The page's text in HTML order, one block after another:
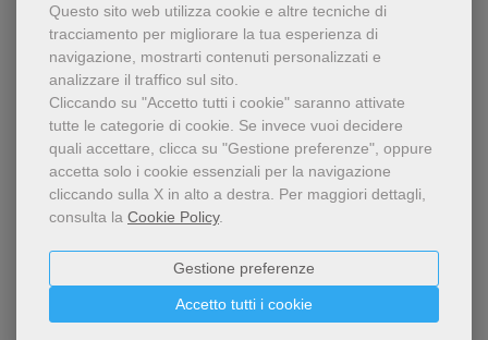
Questo sito web utilizza cookie e altre tecniche di
tracciamento per migliorare la tua esperienza di
navigazione, mostrarti contenuti personalizzati e
analizzare il traffico sul sito.
Cliccando su "Accetto tutti i cookie" saranno attivate
tutte le categorie di cookie. Se invece vuoi decidere
quali accettare, clicca su "Gestione preferenze", oppure
accetta solo i cookie essenziali per la navigazione
cliccando sulla X in alto a destra. Per maggiori dettagli,
consulta la Cookie Policy.
Accetto tutti i cookie
Gestione preferenze
Nell'opera confluiscono i
risultati migliori delle più
Nel nome di san Francesco